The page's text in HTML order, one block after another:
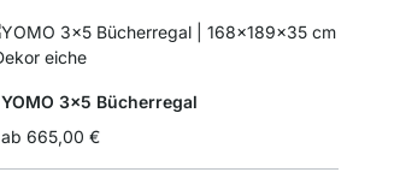
YOMO 3x5 Bücherregal
ab 665,00 €